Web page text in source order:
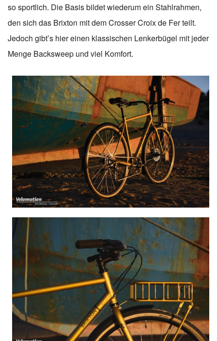
so sportlich. Die Basis bildet wiederum ein Stahlrahmen,
den sich das Brixton mit dem Crosser Croix de Fer teilt.
Jedoch gibt’s hier einen klassischen Lenkerbügel mit jeder
Menge Backsweep und viel Komfort.